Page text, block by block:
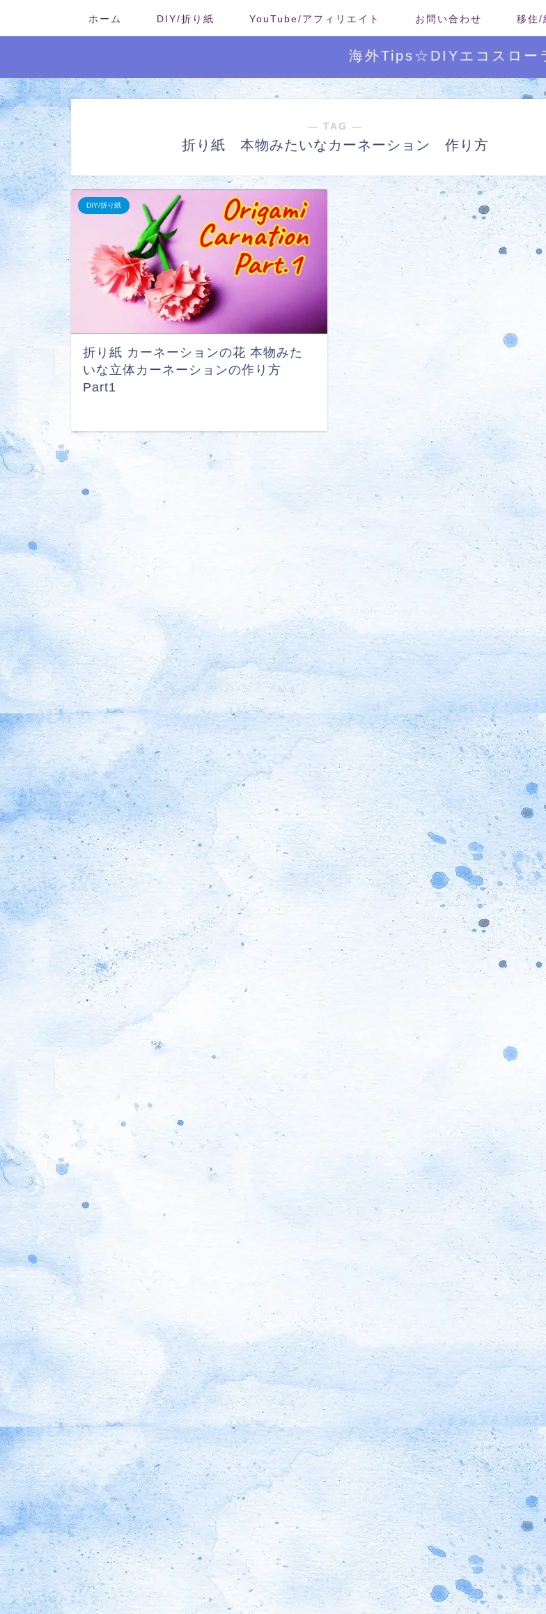
ホーム DIY/折り紙 YouTube/アフィリエイト お問い合わせ 移住/
海外Tips☆DIYエコスロー
― TAG ―
折り紙 本物みたいなカーネーション 作り方
DIY/折り紙
折り紙 カーネーションの花 本物みた
いな立体カーネーションの作り方
Part1